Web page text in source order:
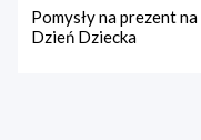
Pomysły na prezent na
Dzień Dziecka